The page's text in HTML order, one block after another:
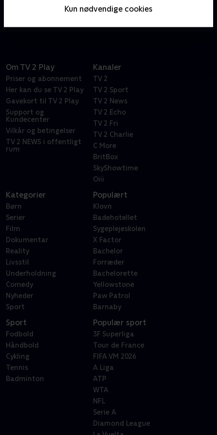
Kun nødvendige cookies
havmændene fra byen Bubbletucky dig fysik,
Her befinder vi os i en verden med skove af tang og
Om TV 2 Play
Priser og abonnement
Her kan du se TV 2 Play
Gavekort til TV 2 Play
Support og
Kundecenter
Vilkår og betingelser
TV 2 NEWS i offentligt
rum
Kanaler
TV 2
TV 2 Sport
TV 2 News
TV 2 Echo
TV 2 Fri
TV 2 Charlie
C More
BritBox
SkyShowtime
Oiii
Kategorier
Børn
Serier
Film
Dokumentar
Reality
Livsstil
Underholdning
Comedy
Nyheder
Sport
Populært
Klovn
Badehotellet
Sygeplejeskolen
X Factor
Bachelor
Forræder
Bachelorette
Yellowstone
Paw Patrol
Barnaby
Sport
Fodbold
Håndbold
Cykling
Tennis
Badminton
Populær sport
3F Superliga
Tour de France
FIFA VM 2026
A Liga
ATP
WTA
NFL
Serie A
Diamond League